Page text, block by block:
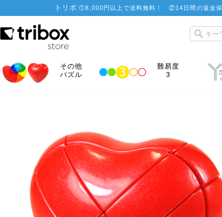
トリボ ①8,000円以上で送料無料！ ②14日間の返金
その他
パズル
難易度
3